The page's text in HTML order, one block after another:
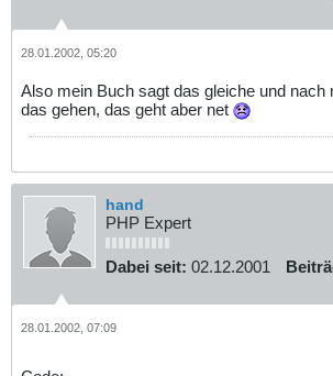
28.01.2002, 05:20
Also mein Buch sagt das gleiche und nach
das gehen, das geht aber net
hand
PHP Expert
Dabei seit: 02.12.2001
28.01.2002, 07:09